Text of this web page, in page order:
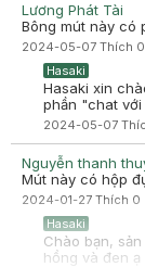
Lương Phát Tài
Bông mút này có
2024-05-07 Thích 0
Hasaki
Hasaki xin
phần "chat
2024-05-07
Nguyễn thanh
Mút này có hộp
2024-01-27 Thích 0
Hasaki
Chào bạn,
hồng và đen ạ